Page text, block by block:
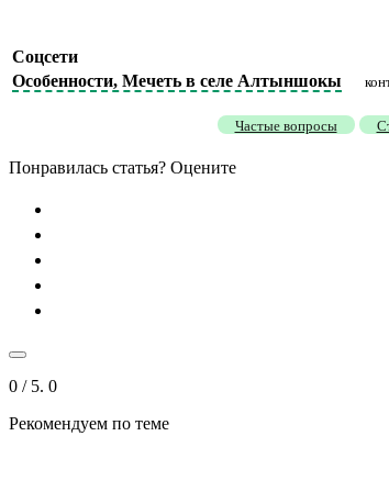
Соцсети
Особенности, Мечеть в селе Алтыншокы
Частые вопросы
Понравилась статья? Оцените
0 / 5. 0
Рекомендуем по теме